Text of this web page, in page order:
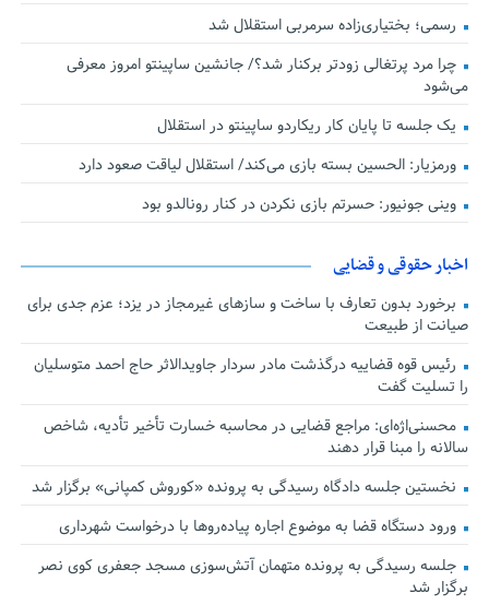
رسمی؛ بختیاری‌زاده سرمربی استقلال شد
چرا مرد پرتغالی زودتر برکنار شد؟/ جانشین ساپینتو امروز معرفی
می‌شود
یک جلسه تا پایان کار ریکاردو ساپینتو در استقلال
ورمزیار: الحسین بسته بازی می‌کند/ استقلال لیاقت صعود دارد
وینی جونیور: حسرتم بازی نکردن در کنار رونالدو بود
اخبار حقوقی و قضایی
برخورد بدون تعارف با ساخت‌ و سازهای غیرمجاز در یزد؛ عزم جدی برای
صیانت از طبیعت
رئیس قوه قضاییه درگذشت مادر سردار جاویدالاثر حاج احمد متوسلیان
را تسلیت گفت
محسنی‌اژه‌ای: مراجع قضایی در محاسبه خسارت تأخیر تأدیه، شاخص
سالانه را مبنا قرار دهند
نخستین جلسه دادگاه رسیدگی به پرونده «کوروش کمپانی» برگزار شد
ورود دستگاه قضا به موضوع اجاره پیاده‌روها با درخواست شهرداری
جلسه رسیدگی به پرونده متهمان آتش‌سوزی مسجد جعفری کوی نصر
برگزار شد